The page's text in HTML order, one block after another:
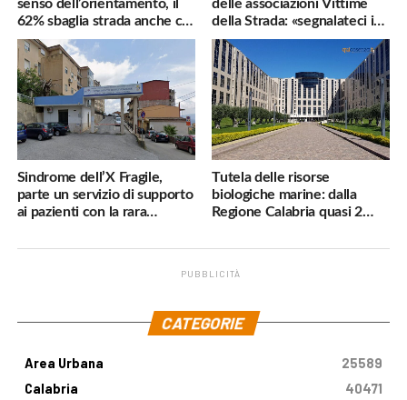
senso dell’orientamento, il
62% sbaglia strada anche col
navigatore
delle associazioni Vittime
della Strada: «segnalateci i
pericoli, interverremo
subito»
Sindrome dell’X Fragile,
parte un servizio di supporto
ai pazienti con la rara
Tutela delle risorse
biologiche marine: dalla
Regione Calabria quasi 2
PUBBLICITÀ
CATEGORIE
Area Urbana
25589
Calabria
40471